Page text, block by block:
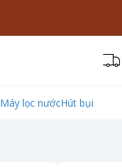
Máy lọc nướcHút bụi